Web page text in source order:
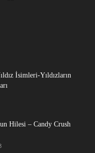
İsimleri-Yıldızların
Hilesi – Candy Crush